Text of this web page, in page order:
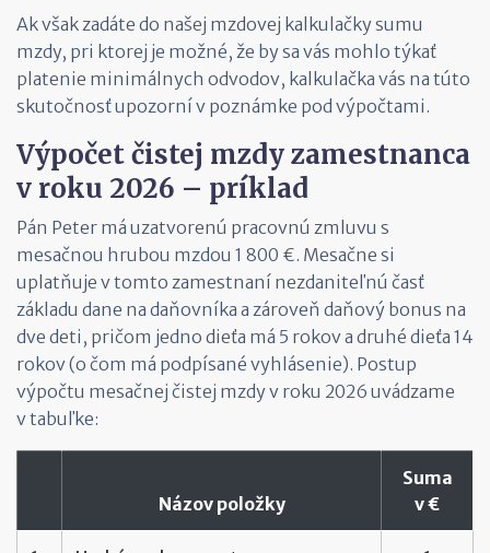
Ak však zadáte do našej mzdovej kalkulačky sumu
mzdy, pri ktorej je možné, že by sa vás mohlo týkať
platenie minimálnych odvodov, kalkulačka vás na túto
skutočnosť upozorní v poznámke pod výpočtami.
Výpočet čistej mzdy zamestnanca
v roku 2026 – príklad
Pán Peter má uzatvorenú pracovnú zmluvu s
mesačnou hrubou mzdou 1 800 €. Mesačne si
uplatňuje v tomto zamestnaní nezdaniteľnú časť
základu dane na daňovníka a zároveň daňový bonus na
dve deti, pričom jedno dieťa má 5 rokov a druhé dieťa 14
rokov (o čom má podpísané vyhlásenie). Postup
výpočtu mesačnej čistej mzdy v roku 2026 uvádzame
v tabuľke:
Názov položky
Suma
v €